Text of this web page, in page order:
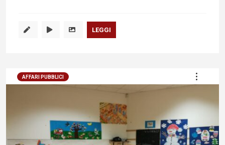
LEGGI
AFFARI PUBBLICI